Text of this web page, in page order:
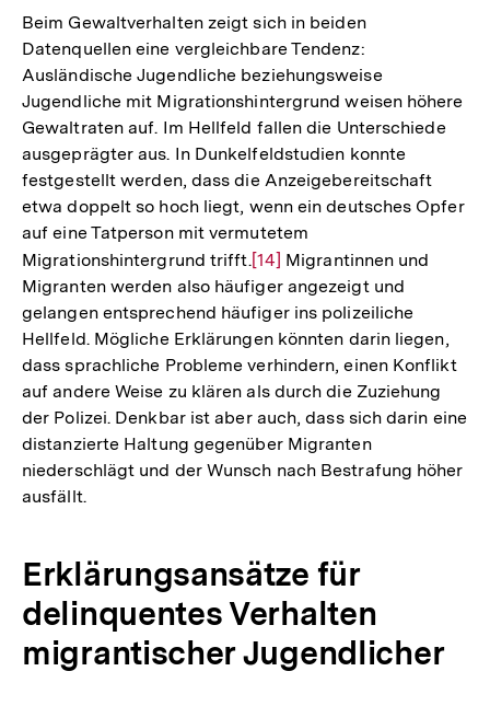
Beim Gewaltverhalten zeigt sich in beiden
Datenquellen eine vergleichbare Tendenz:
Ausländische Jugendliche beziehungsweise
Jugendliche mit Migrationshintergrund weisen höhere
Gewaltraten auf. Im Hellfeld fallen die Unterschiede
ausgeprägter aus. In Dunkelfeldstudien konnte
festgestellt werden, dass die Anzeigebereitschaft
etwa doppelt so hoch liegt, wenn ein deutsches Opfer
auf eine Tatperson mit vermutetem
Migrationshintergrund trifft.Zur
Auflösung
der
Fußnote
[14] Migrantinnen und
Migranten werden also häufiger angezeigt und
gelangen entsprechend häufiger ins polizeiliche
Hellfeld. Mögliche Erklärungen könnten darin liegen,
dass sprachliche Probleme verhindern, einen Konflikt
auf andere Weise zu klären als durch die Zuziehung
der Polizei. Denkbar ist aber auch, dass sich darin eine
distanzierte Haltung gegenüber Migranten
niederschlägt und der Wunsch nach Bestrafung höher
ausfällt.
Erklärungsansätze für
delinquentes Verhalten
migrantischer Jugendlicher